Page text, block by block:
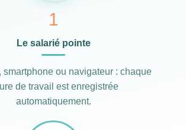
1
Le salarié pointe
smartphone ou navigateur : chaque
de travail est enregistrée
automatiquement.